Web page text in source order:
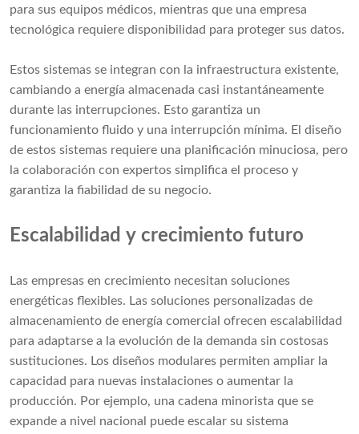
para sus equipos médicos, mientras que una empresa
tecnológica requiere disponibilidad para proteger sus datos.
Estos sistemas se integran con la infraestructura existente,
cambiando a energía almacenada casi instantáneamente
durante las interrupciones. Esto garantiza un
funcionamiento fluido y una interrupción mínima. El diseño
de estos sistemas requiere una planificación minuciosa, pero
la colaboración con expertos simplifica el proceso y
garantiza la fiabilidad de su negocio.
Escalabilidad y crecimiento futuro
Las empresas en crecimiento necesitan soluciones
energéticas flexibles. Las soluciones personalizadas de
almacenamiento de energía comercial ofrecen escalabilidad
para adaptarse a la evolución de la demanda sin costosas
sustituciones. Los diseños modulares permiten ampliar la
capacidad para nuevas instalaciones o aumentar la
producción. Por ejemplo, una cadena minorista que se
expande a nivel nacional puede escalar su sistema